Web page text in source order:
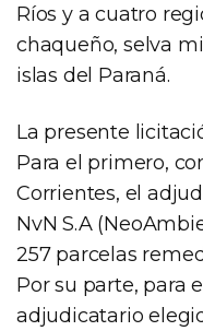
Ríos y a cuatro
chaqueño, selva
islas del Paraná.
La presente
Para el primero,
Corrientes, el
NvN S.A
257 parcelas
Por su parte, para
adjudicatario